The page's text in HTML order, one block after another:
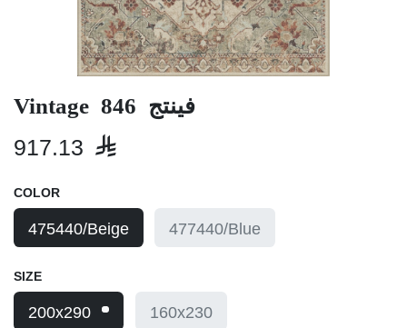
Vintage 846 فينتج
917.13 
COLOR
475440/Beige 477440/Blue
SIZE
200x290 160x230